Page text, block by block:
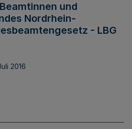
und
Nordrhein-
- LBG
2016